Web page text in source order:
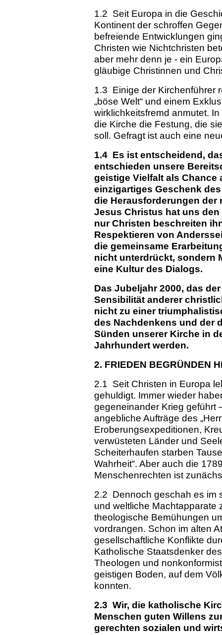
1.2 Seit Europa in die
Kontinent der schroffen
befreiende Entwicklungen
Christen wie Nichtchristen
aber mehr denn je - ein
gläubige Christinnen und
1.3 Einige der Kirchenführer
„böse Welt“ und einem
wirklichkeitsfremd anmutet.
die Kirche die Festung, die
soll. Gefragt ist auch eine
1.4 Es ist entscheidend,
entschieden unsere
geistige Vielfalt als
einzigartiges Geschenk
die Herausforderungen der
Jesus Christus hat uns
nur Christen beschreiten
Respektieren von
die gemeinsame
nicht unterdrückt, sondern
eine Kultur des Dialogs.
Das Jubeljahr 2000, das
Sensibilität anderer
nicht zu einer
des Nachdenkens und der
Sünden unserer Kirche in
Jahrhundert werden.
2. FRIEDEN BEGRÜNDEN
2.1 Seit Christen in Europa
gehuldigt. Immer wieder
gegeneinander Krieg geführt
angebliche Aufträge des
Eroberungsexpeditionen,
verwüsteten Länder und
Scheiterhaufen starben
Wahrheit“. Aber auch die
Menschenrechten ist
2.2 Dennoch geschah es im
und weltliche Machtapparate
theologische Bemühungen
vordrangen. Schon im alten
gesellschaftliche Konflikte
Katholische Staatsdenker
Theologen und
geistigen Boden, auf dem
konnten.
2.3 Wir, die katholische
Menschen guten Willens
gerechten sozialen und